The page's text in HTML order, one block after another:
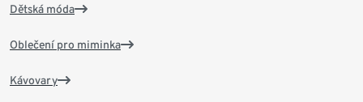
Dětská móda
Oblečení pro miminka
Kávovary